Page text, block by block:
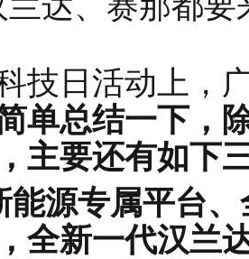
技日活动上，
单总结一下，
主要还有如下
能源专属平台
全新一代汉兰